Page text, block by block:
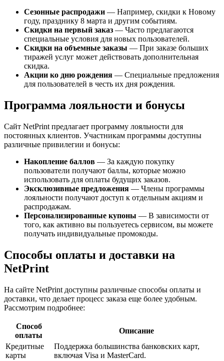
Сезонные распродажи — Например, скидки к Новому
году, празднику 8 марта и другим событиям.
Скидки на первый заказ — Часто предлагаются
специальные условия для новых пользователей.
Скидки на объемные заказы — При заказе больших
тиражей услуг может действовать дополнительная
скидка.
Акции ко дню рождения — Специальные предложения
для пользователей в честь их дня рождения.
Программа лояльности и бонусы
Сайт NetPrint предлагает программу лояльности для
постоянных клиентов. Участникам программы доступны
различные привилегии и бонусы:
Накопление баллов — За каждую покупку
пользователи получают баллы, которые можно
использовать для оплаты будущих заказов.
Эксклюзивные предложения — Члены программы
лояльности получают доступ к отдельным акциям и
распродажам.
Персонализированные купоны — В зависимости от
того, как активно вы пользуетесь сервисом, вы можете
получать индивидуальные промокоды.
Способы оплаты и доставки на
NetPrint
На сайте NetPrint доступны различные способы оплаты и
доставки, что делает процесс заказа еще более удобным.
Рассмотрим подробнее:
Способ
оплаты
Описание
Кредитные
карты
Поддержка большинства банковских карт,
включая Visa и MasterCard.